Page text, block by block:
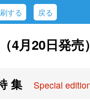
する 戻る
4月20日発売）
集 Special